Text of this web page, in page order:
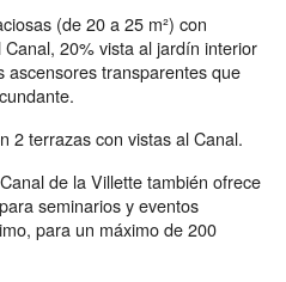
(de 20 a 25 m²) con
20% vista al jardín interior
ascensores transparentes que
2 terrazas con vistas al Canal.
de la Villette también ofrece
seminarios y eventos
para un máximo de 200